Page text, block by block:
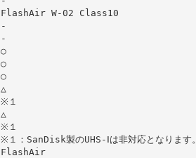
FlashAir W-02 Class10
-
-
○
○
○
△
※１
△
※１
※１：SanDisk製のUHS-Ⅰは非対応となります。
FlashAir